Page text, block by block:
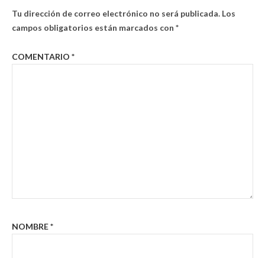
Tu dirección de correo electrónico no será publicada. Los
campos obligatorios están marcados con *
COMENTARIO *
NOMBRE*